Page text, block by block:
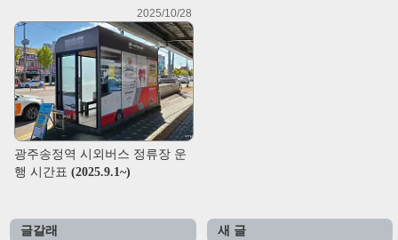
2025/10/28
광주송정역 시외버스 정류장 운
행 시간표 (2025.9.1~)
글갈래
새 글